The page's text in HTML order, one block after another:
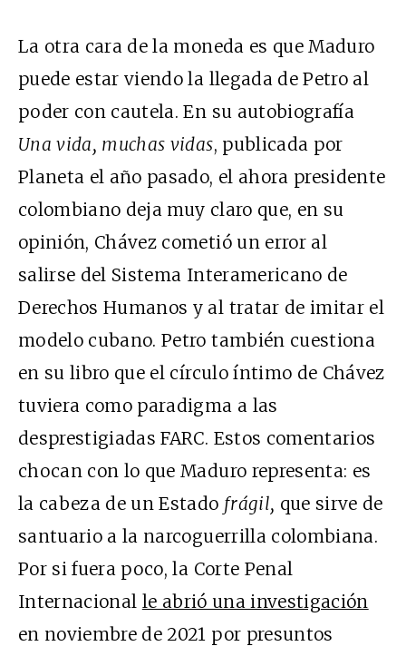
La otra cara de la moneda es que Maduro
puede estar viendo la llegada de Petro al
poder con cautela. En su autobiografía
Una vida, muchas vidas, publicada por
Planeta el año pasado, el ahora presidente
colombiano deja muy claro que, en su
opinión, Chávez cometió un error al
salirse del Sistema Interamericano de
Derechos Humanos y al tratar de imitar el
modelo cubano. Petro también cuestiona
en su libro que el círculo íntimo de Chávez
tuviera como paradigma a las
desprestigiadas FARC. Estos comentarios
chocan con lo que Maduro representa: es
la cabeza de un Estado frágil, que sirve de
santuario a la narcoguerrilla colombiana.
Por si fuera poco, la Corte Penal
Internacional le abrió una investigación
en noviembre de 2021 por presuntos